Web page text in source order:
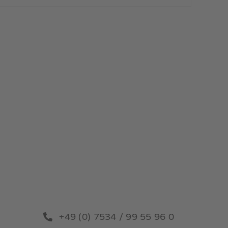
+49 (0) 7534 / 99 55 96 0